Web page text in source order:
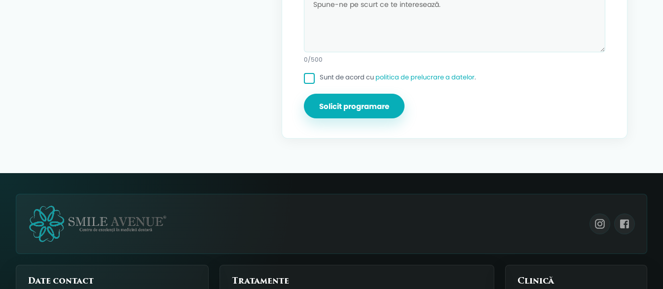
0/500
Sunt de acord cu politica de prelucrare a datelor.
Solicit programare
Date contact Tratamente Clinică